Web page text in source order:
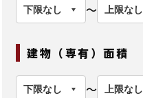
〜
建物（専有）面積
〜